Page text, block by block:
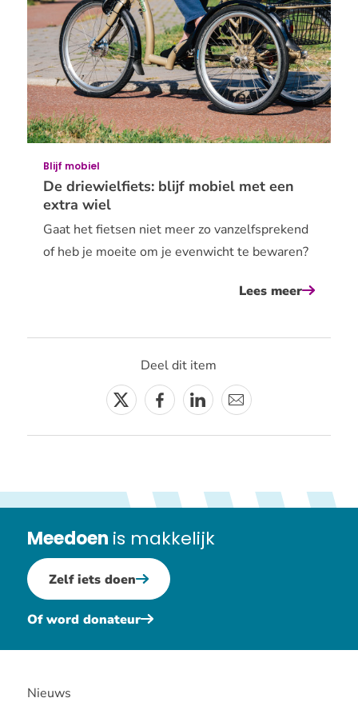
er?
De driewielfiets: blijf mobiel met een
extra wiel
Blijf mobiel
Gaat het fietsen niet meer zo vanzelfsprekend
of heb je moeite om je evenwicht te bewaren?
Lees meerover
Deel dit item
TwitterFacebookLinkedin
E-
Meedoen is makkelijk
Zelf iets doen
Of word donateur
Nieuws